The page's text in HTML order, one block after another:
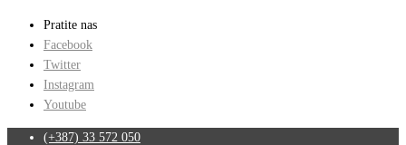
Pratite nas
Facebook
Twitter
Instagram
Youtube
(+387) 33 572 050